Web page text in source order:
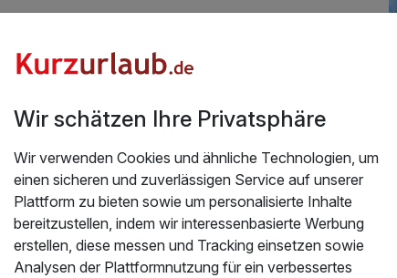
- inkl. Abendessen
Wir schätzen Ihre Privatsphäre
Wir verwenden Cookies und ähnliche Technologien, um
einen sicheren und zuverlässigen Service auf unserer
Plattform zu bieten sowie um personalisierte Inhalte
bereitzustellen, indem wir interessenbasierte Werbung
erstellen, diese messen und Tracking einsetzen sowie
Analysen der Plattformnutzung für ein verbessertes